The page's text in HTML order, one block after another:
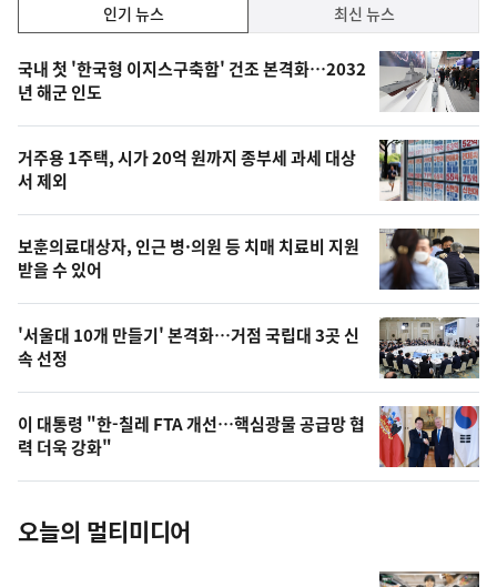
기,
최
신,
오
늘
의
영
상
오
늘
의
사
진
인기 뉴스 최신 뉴스
기
뉴
스
국내 첫 '한국형 이지스구축함' 건조 본격화…2032
년 해군 인도
거주용 1주택, 시가 20억 원까지 종부세 과세 대상
서 제외
보훈의료대상자, 인근 병·의원 등 치매 치료비 지원
받을 수 있어
'서울대 10개 만들기' 본격화…거점 국립대 3곳 신
속 선정
이 대통령 "한-칠레 FTA 개선…핵심광물 공급망 협
력 더욱 강화"
오늘의 멀티미디어